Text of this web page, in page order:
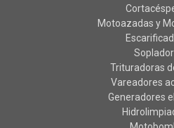
Motoazadas y
Trituradoras
Vareadores
Generadores